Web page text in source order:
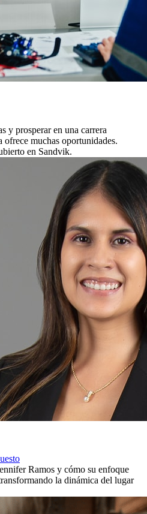
y prosperar en una carrera
ofrece muchas oportunidades.
en Sandvik.
Ramos y cómo su enfoque
la dinámica del lugar